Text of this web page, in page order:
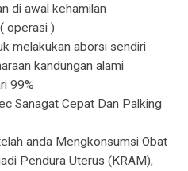
di awal kehamilan
operasi )
melakukan aborsi sendiri
kandungan alami
99%
Sanagat Cepat Dan Palking
anda Mengkonsumsi Obat
Pendura Uterus (KRAM),